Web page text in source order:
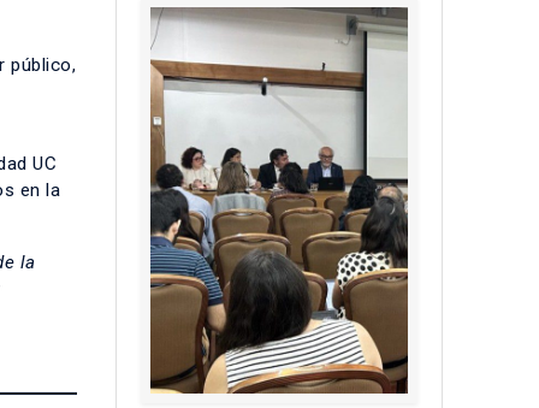
público,
UC
en la
la